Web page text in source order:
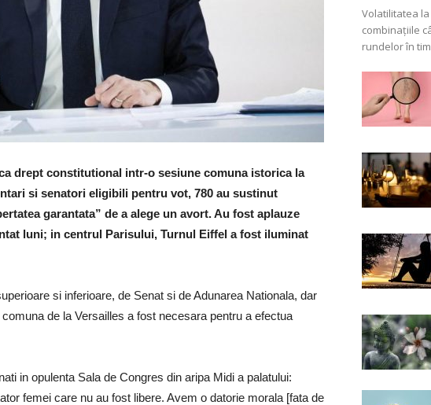
drept constitutional intr-o sesiune comuna istorica la
si senatori eligibili pentru vot, 780 au sustinut
garantata” de a alege un avort. Au fost aplauze
luni; in centrul Parisului, Turnul Eiffel a fost iluminat
si inferioare, de Senat si de Adunarea Nationala, dar
de la Versailles a fost necesara pentru a efectua
in opulenta Sala de Congres din aripa Midi a palatului:
femei care nu au fost libere. Avem o datorie morala [fata de
Volatilitatea
combinațiile
rundelor în